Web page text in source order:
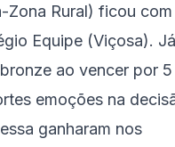
Zona Rural) ficou com
Equipe (Viçosa).
ao vencer por
emoções na
ganharam nos